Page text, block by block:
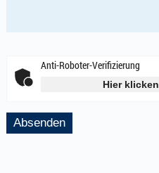
Anti-Roboter-Verifizierung
Hier klicken
Absenden